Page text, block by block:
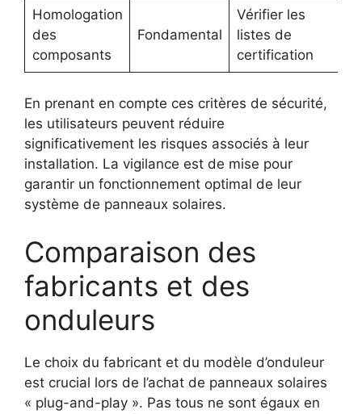
Homologation
des
composants
Fondamental
Vérifier les
listes de
certification
En prenant en compte ces critères de sécurité,
les utilisateurs peuvent réduire
significativement les risques associés à leur
installation. La vigilance est de mise pour
garantir un fonctionnement optimal de leur
système de panneaux solaires.
Comparaison des
fabricants et des
onduleurs
Le choix du fabricant et du modèle d’onduleur
est crucial lors de l’achat de panneaux solaires
« plug-and-play ». Pas tous ne sont égaux en